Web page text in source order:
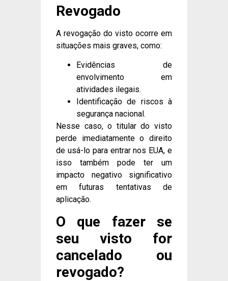
Revogado
A revogação do visto ocorre em
situações mais graves, como:
Evidências de
envolvimento em
atividades ilegais.
Identificação de riscos à
segurança nacional.
Nesse caso, o titular do visto
perde imediatamente o direito
de usá-lo para entrar nos EUA, e
isso também pode ter um
impacto negativo significativo
em futuras tentativas de
aplicação.
O que fazer se
seu visto for
cancelado ou
revogado?